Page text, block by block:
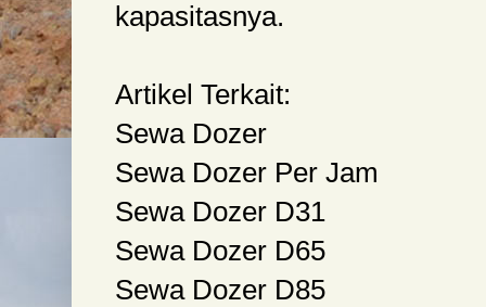
kapasitasnya.
Artikel Terkait:
Sewa Dozer
Sewa Dozer Per Jam
Sewa Dozer D31
Sewa Dozer D65
Sewa Dozer D85